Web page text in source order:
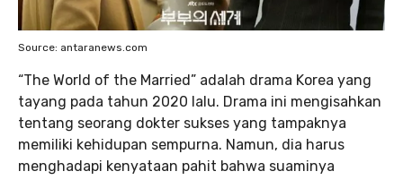
Source: antaranews.com
“The World of the Married” adalah drama Korea yang
tayang pada tahun 2020 lalu. Drama ini mengisahkan
tentang seorang dokter sukses yang tampaknya
memiliki kehidupan sempurna. Namun, dia harus
menghadapi kenyataan pahit bahwa suaminya